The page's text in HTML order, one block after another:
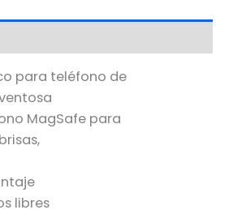
para teléfono de
MagSafe para
libres